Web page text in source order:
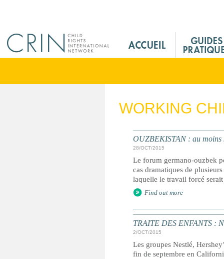
M
n
WORKING
OUZBEKISTAN : au moins
28/OCT/2015
Le forum germano-ouzbek
cas dramatiques de
laquelle le travail forcé
Find out more
TRAITE DES ENFANTS :
2/OCT/2015
Les groupes Nestlé,
fin de septembre en